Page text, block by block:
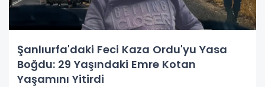
Şanlıurfa'daki Feci Kaza Ordu'yu Yasa
Boğdu: 29 Yaşındaki Emre Kotan
Yaşamını Yitirdi